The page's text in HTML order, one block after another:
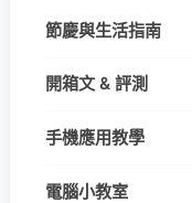
節慶與生活指南
開箱文 & 評測
手機應用教學
電腦小教室